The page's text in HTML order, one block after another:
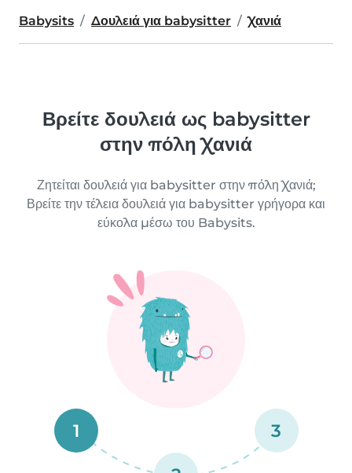
Babysits Δουλειά για babysitter Χανιά
Βρείτε δουλειά ως babysitter
στην πόλη Χανιά
Ζητείται δουλειά για babysitter στην πόλη Χανιά;
Βρείτε την τέλεια δουλειά για babysitter γρήγορα και
εύκολα μέσω του Babysits.
1 3